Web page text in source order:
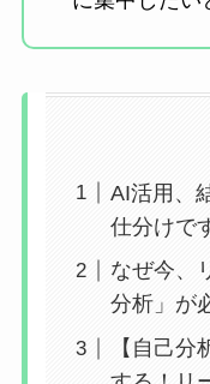
AI活用、
仕分けで
なぜ今、
分析」が
【自己